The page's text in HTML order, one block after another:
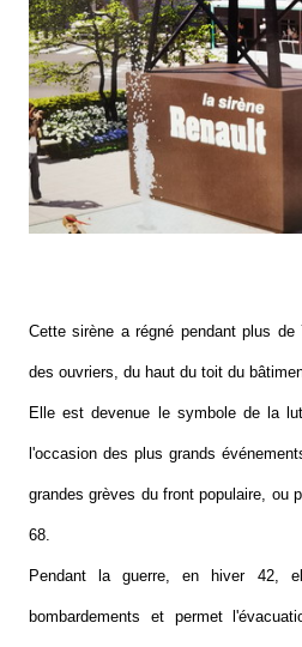
Cette sirène a régné pendant plus
des ouvriers, du haut du toit du
Elle est devenue le symbole de la
l'occasion des plus grands
grandes grèves du front populaire, ou
68.
Pendant la guerre, en hiver 42,
bombardements et permet